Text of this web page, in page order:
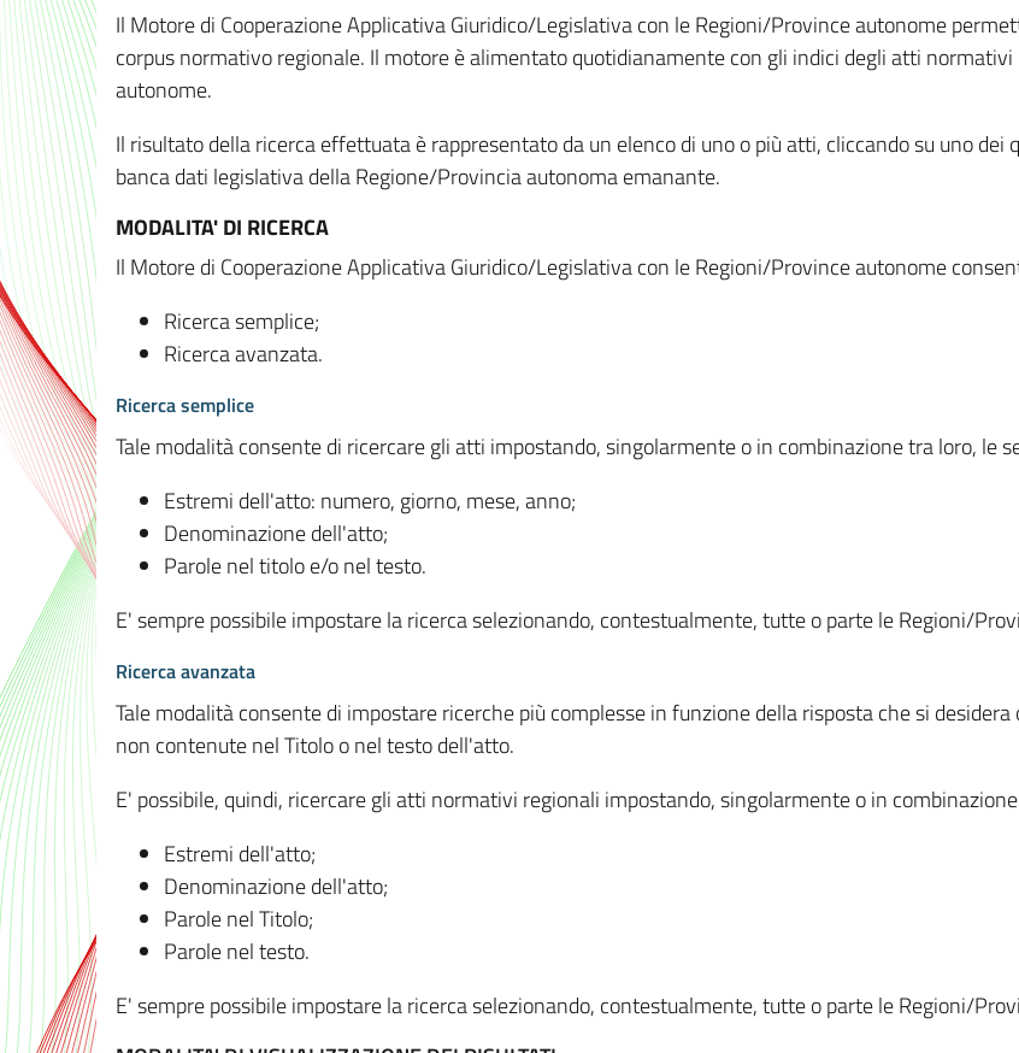
Il Motore di Cooperazione Applicativa Giuridico/Legislativa con le Regioni/Province autonome
corpus normativo regionale. Il motore è alimentato quotidianamente con gli indici degli atti
autonome.
Il risultato della ricerca effettuata è rappresentato da un elenco di uno o più atti, cliccando su uno
banca dati legislativa della Regione/Provincia autonoma emanante.
MODALITA' DI RICERCA
Il Motore di Cooperazione Applicativa Giuridico/Legislativa con le Regioni/Province autonome
Ricerca semplice;
Ricerca avanzata.
Ricerca semplice
Tale modalità consente di ricercare gli atti impostando, singolarmente o in combinazione tra loro, le
Estremi dell'atto: numero, giorno, mese, anno;
Denominazione dell'atto;
Parole nel titolo e/o nel testo.
E' sempre possibile impostare la ricerca selezionando, contestualmente, tutte o parte le Regioni/
Ricerca avanzata
Tale modalità consente di impostare ricerche più complesse in funzione della risposta che si
non contenute nel Titolo o nel testo dell'atto.
E' possibile, quindi, ricercare gli atti normativi regionali impostando, singolarmente o in
Estremi dell'atto;
Denominazione dell'atto;
Parole nel Titolo;
Parole nel testo.
E' sempre possibile impostare la ricerca selezionando, contestualmente, tutte o parte le Regioni/